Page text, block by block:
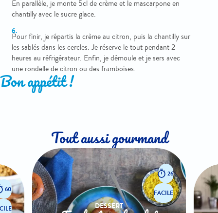
En parallèle, je monte 5cl de crème et le mascarpone en
chantilly avec le sucre glace.
Pour finir, je répartis la crème au citron, puis la chantilly sur
les sablés dans les cercles. Je réserve le tout pendant 2
heures au réfrigérateur. Enfin, je démoule et je sers avec
une rondelle de citron ou des framboises.
Bon appétit !
Tout aussi gourmand
60
26
FACILE
DESSERT